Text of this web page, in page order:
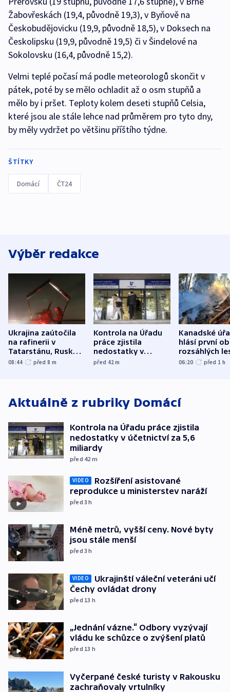
Žabovřeskách (19,4, původně 19,3), v Byňově na
Českobudějovicku (19,9, původně 18,5), v Doksech na
Českolipsku (19,9, původně 19,5) či v Šindelové na
Sokolovsku (16,4, původně 15,2).
Velmi teplé počasí má podle meteorologů skončit v
pátek, poté by se mělo ochladit až o osm stupňů a
mělo by i pršet. Teploty kolem deseti stupňů Celsia,
které jsou ale stále lehce nad průměrem pro tyto dny,
by měly vydržet po většinu příštího týdne.
ŠTÍTKY
Domácí ČT24
Výběr redakce
Ukrajina zaútočila
na rafinerii v
Tatarstánu, Rusko
udeřilo na Sumy a
08:44 před 8 m
Kontrola na Úřadu
práce zjistila
nedostatky v
účetnictví za 5,6
před 42m
Kanadské
hlásí první
rozsáhlých
požárů
06:20 před 1 h
Aktuálně z rubriky Domácí
Kontrola na Úřadu práce zjistila
nedostatky v účetnictví za 5,6
miliardy
před 42 m
VIDEO
Rozšíření asistované
reprodukce u ministerstev naráží
před 3h
Méně metrů, vyšší ceny. Nové byty
jsou stále menší
před 3h
VIDEO
Ukrajinští váleční veteráni učí
Čechy ovládat drony
před 13 h
„Jednání vázne.“ Odbory vyzývají
vládu ke schůzce o zvýšení platů
před 13 h
Vyčerpané české turisty v Rakousku
zachraňovaly vrtulníky